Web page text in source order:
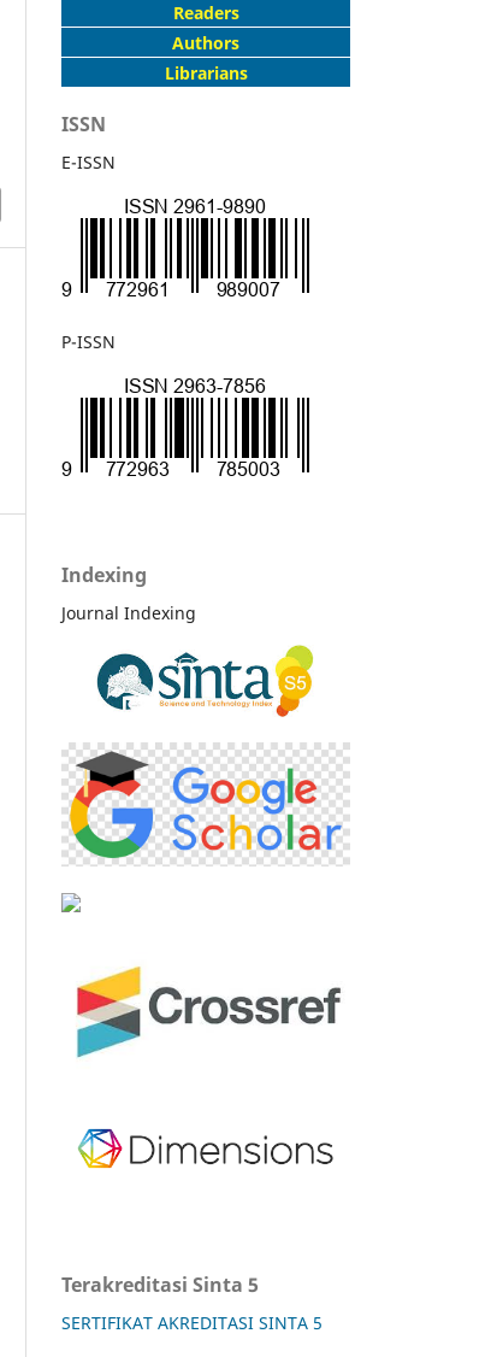
Readers
Authors
Librarians
ISSN
E-ISSN
P-ISSN
Indexing
Journal Indexing
Terakreditasi Sinta 5
SERTIFIKAT AKREDITASI SINTA 5